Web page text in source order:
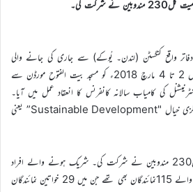
دفاتر واقع کنگسٹن (لندن۔ یُوکے) سے جاری کی جانے والی
ایک حالیہ رپورٹ کے مطابق امسال 2 تا 4 مارچ 2018ء کو مسجد بیت الفتوح مورڈن سے
کی کامیاب سالانہ کانفرنس کا انعقاد عمل میں آیا۔
امسال اس سہ روزہ کانفرنس کا مرکزی خیال "Sustainable Development” یعنی
اس انٹرنیشنل کانفرنس میں کُل230 مندوبین نے شرکت کی۔ شریک ہونے والے افراد
میں 26 ممالک سے تشریف لانے والے 115نمائندگان بھی تھے جن میں 29 خواتین نمائندگان